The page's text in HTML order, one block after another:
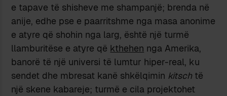
e tapave të shisheve me shampanjë; brenda në
anije, edhe pse e paarritshme nga masa anonime
e atyre që shohin nga larg, është një turmë
llamburitëse e atyre që kthehen nga Amerika,
banorë të një universi të lumtur hiper-real, ku
sendet dhe mbresat kanë shkëlqimin kitsch të
një skene kabareje; turmë e cila projektohet